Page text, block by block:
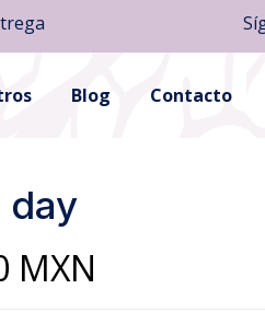
Blog Contacto
day
MXN